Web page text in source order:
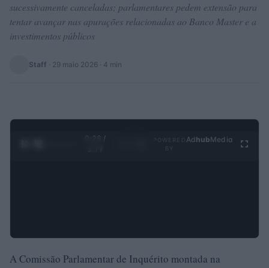
sucessivamente canceladas; parlamentares pedem extensão para
tentar avançar nas apurações relacionadas ao Banco Master e a
investimentos públicos
Staff · 29 maio 2026 · 4 min
0:29 /
Ad hubMedia
A Comissão Parlamentar de Inquérito montada na